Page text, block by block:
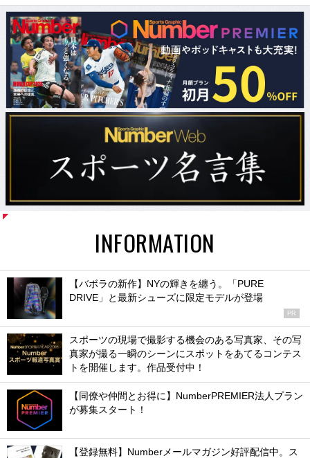
INFORMATION
【バボラの新作】NYの輝きを纏う。「PURE
DRIVE」と最新シューズに限定モデルが登場
PR
スポーツの現場で撮影する機会のある写真家、その写
真家が撮る一瞬のシーンにスポットをあてるコンテス
トを開催します。作品受付中！
【同僚や仲間とお得に】NumberPREMIER法人プラン
が募集スタート！
【登録無料】Numberメールマガジン好評配信中。ス